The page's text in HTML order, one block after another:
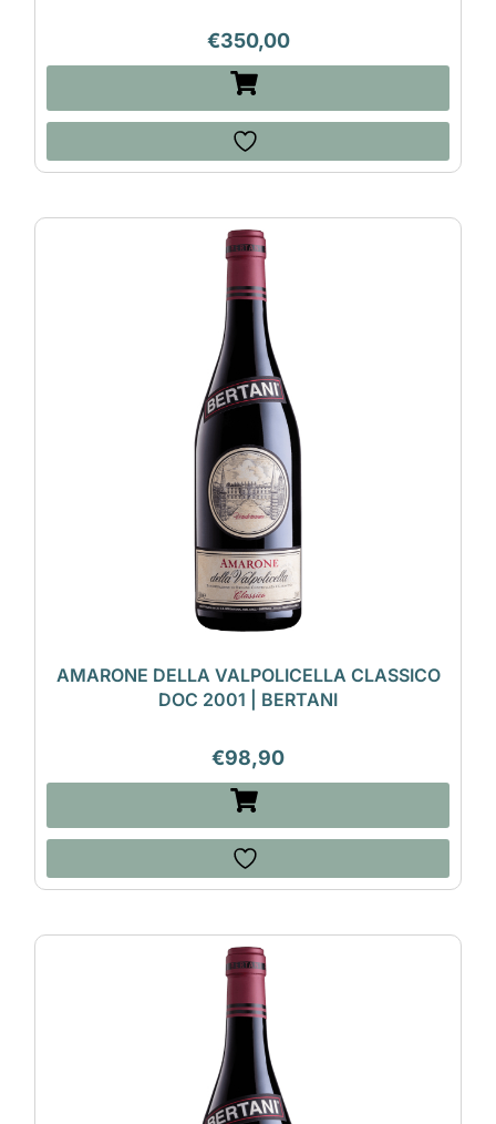
€350,00
AMARONE DELLA VALPOLICELLA CLASSICO
DOC 2001 | BERTANI
€98,90